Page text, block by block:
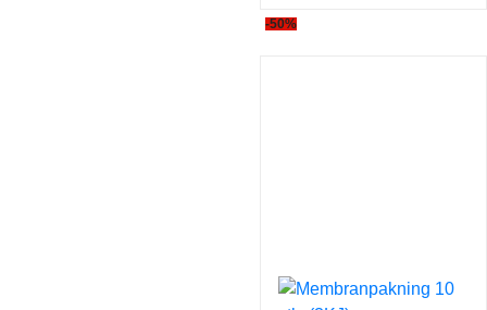
-50%